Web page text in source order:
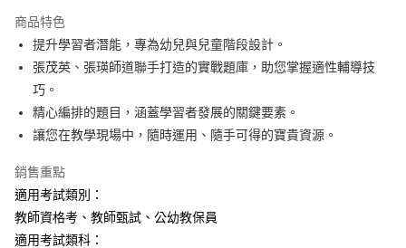
Apple Pay
悠遊付
Google Pay
ATM付款
全家取貨付款
每筆NT$100，滿NT$1,000(含以上)免運費
商品特色
提升學習者潛能，專為幼兒與兒童階段設計。
張茂英、張瑛師道聯手打造的實戰題庫，助您掌握適性輔導技
巧。
精心編排的題目，涵蓋學習者發展的關鍵要素。
讓您在教學現場中，隨時運用、隨手可得的寶貴資源。
銷售重點
適用考試類別：
教師資格考、教師甄試、公幼教保員
適用考試類科：